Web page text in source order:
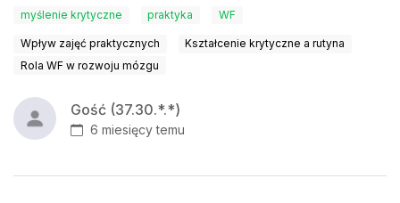
myślenie krytyczne praktyka WF
Wpływ zajęć praktycznych
Kształcenie krytyczne a rutyna
Rola WF w rozwoju mózgu
Gość (37.30.*.*)
6 miesięcy temu